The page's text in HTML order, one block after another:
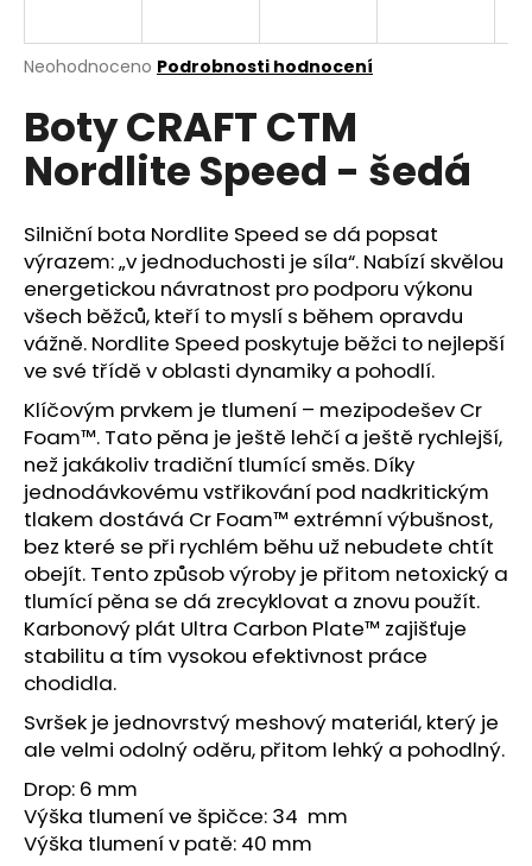
Průměrné
produktu
je
0,0
hvězdiček.
Neohodnoceno Podrobnosti hodnocení
Boty CRAFT CTM
Nordlite Speed - šedá
Silniční bota Nordlite Speed se dá popsat
výrazem: „v jednoduchosti je síla“. Nabízí skvělou
energetickou návratnost pro podporu výkonu
všech běžců, kteří to myslí s během opravdu
vážně. Nordlite Speed poskytuje běžci to nejlepší
ve své třídě v oblasti dynamiky a pohodlí.
Klíčovým prvkem je tlumení – mezipodešev Cr
Foam™. Tato pěna je ještě lehčí a ještě rychlejší,
než jakákoliv tradiční tlumící směs. Díky
jednodávkovému vstřikování pod nadkritickým
tlakem dostává Cr Foam™ extrémní výbušnost,
bez které se při rychlém běhu už nebudete chtít
obejít. Tento způsob výroby je přitom netoxický a
tlumící pěna se dá zrecyklovat a znovu použít.
Karbonový plát Ultra Carbon Plate™ zajišťuje
stabilitu a tím vysokou efektivnost práce
chodidla.
Svršek je jednovrstvý meshový materiál, který je
ale velmi odolný oděru, přitom lehký a pohodlný.
Drop: 6 mm
Výška tlumení ve špičce: 34 mm
Výška tlumení v patě: 40 mm
j
t
?
HLEDAT
D
o
p
o
r
u
č
u
j
e
m
e
SAUCONY
XODUS
ULTRA
3
BLACK/DUSK
2